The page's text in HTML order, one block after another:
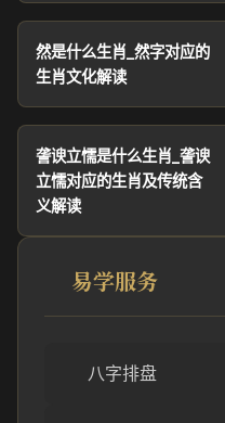
然是什么生肖_然字对应的
生肖文化解读
詟谀立懦是什么生肖_詟谀
立懦对应的生肖及传统含
义解读
易学服务
八字排盘